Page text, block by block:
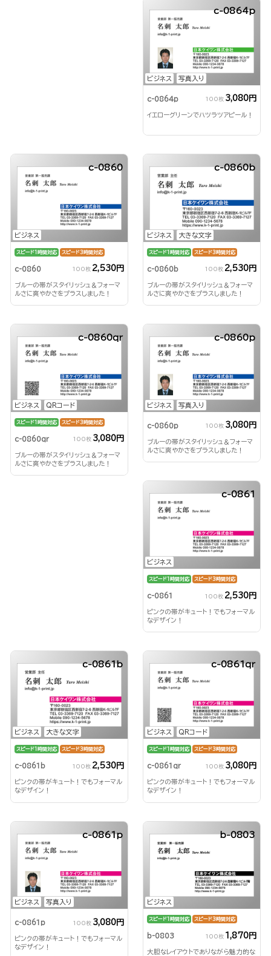
ビジネス 写真入り
c-0864p
c-0864p 100枚 3,080円
イエローグリーンでハツラツアピール！
ビジネス
c-0860
スピード1時間対応 スピード3時間対応
c-0860 100枚 2,530円
ブルーの帯がスタイリッシュ＆フォーマ
ルさに爽やかさをプラスしました！
ビジネス 大きな文字
c-0860b
スピード1時間対応 スピード3時間対応
c-0860b 100枚 2,530円
ブルーの帯がスタイリッシュ＆フォーマ
ルさに爽やかさをプラスしました！
ビジネス QRコード
c-0860qr
スピード1時間対応 スピード3時間対応
c-0860qr 100枚 3,080円
ブルーの帯がスタイリッシュ＆フォーマ
ルさに爽やかさをプラスしました！
ビジネス 写真入り
c-0860p
c-0860p 100枚 3,080円
ブルーの帯がスタイリッシュ＆フォーマ
ルさに爽やかさをプラスしました！
ビジネス
c-0861
スピード1時間対応 スピード3時間対応
c-0861 100枚 2,530円
ピンクの帯がキュート！でもフォーマル
なデザイン！
ビジネス 大きな文字
c-0861b
スピード1時間対応 スピード3時間対応
c-0861b 100枚 2,530円
ピンクの帯がキュート！でもフォーマル
なデザイン！
ビジネス QRコード
c-0861qr
スピード1時間対応 スピード3時間対応
c-0861qr 100枚 3,080円
ピンクの帯がキュート！でもフォーマル
なデザイン！
ビジネス 写真入り
c-0861p
c-0861p 100枚 3,080円
ピンクの帯がキュート！でもフォーマル
なデザイン！
ビジネス
b-0803
スピード1時間対応 スピード3時間対応
b-0803 100枚 1,870円
大胆なレイアウトでありながら魅力的な